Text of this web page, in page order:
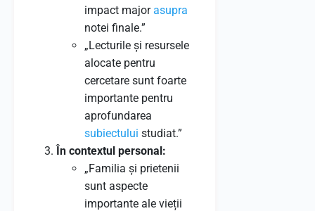
impact majorasupra
notei finale.”
„Lecturile și resursele
alocate pentru
cercetare sunt foarte
importante pentru
aprofundarea
subiectului studiat.”
În contextul personal:
„Familia și prietenii
sunt aspecte
importante ale vieții